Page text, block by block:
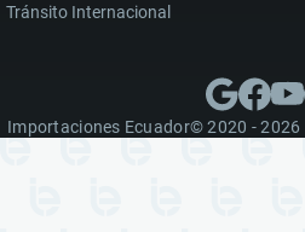
Tránsito Internacional
Importaciones Ecuador© 2020 -